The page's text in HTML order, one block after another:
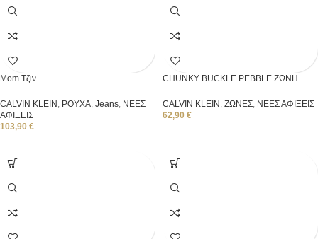
Mom Τζιν
CALVIN KLEIN , ΡΟΥΧΑ, Jeans, ΝΕΕΣ
ΑΦΙΞΕΙΣ
103,90 €
CHUNKY BUCKLE PEBBLE ΖΩΝΗ
CALVIN KLEIN , ΖΩΝΕΣ, ΝΕΕΣ ΑΦΙΞΕΙΣ
62,90 €